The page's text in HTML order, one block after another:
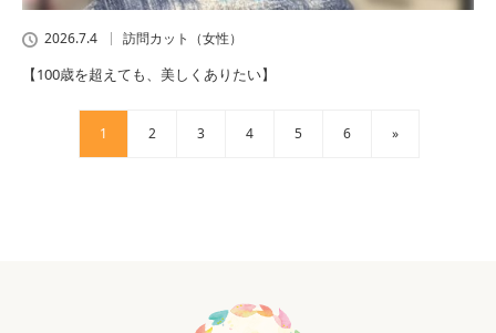
2026.7.4 訪問カット（女性）
【100歳を超えても、美しくありたい】
1 2 3 4 5 6 »